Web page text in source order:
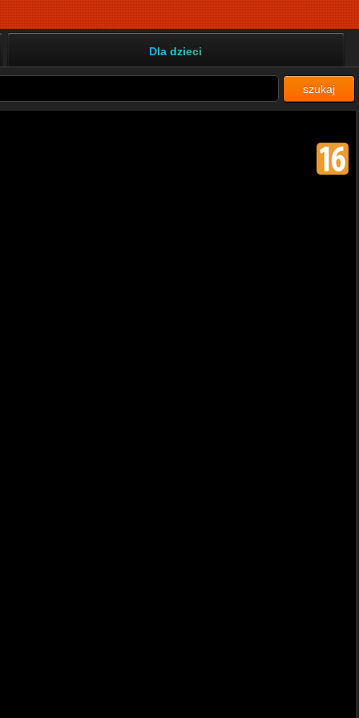
Dla dzieci
szukaj